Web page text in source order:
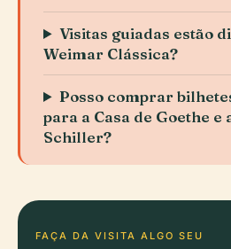
Visitas guiadas estão
Weimar Clássica?
Posso comprar
para a Casa de Goethe e
Schiller?
FAÇA DA VISITA ALGO SEU